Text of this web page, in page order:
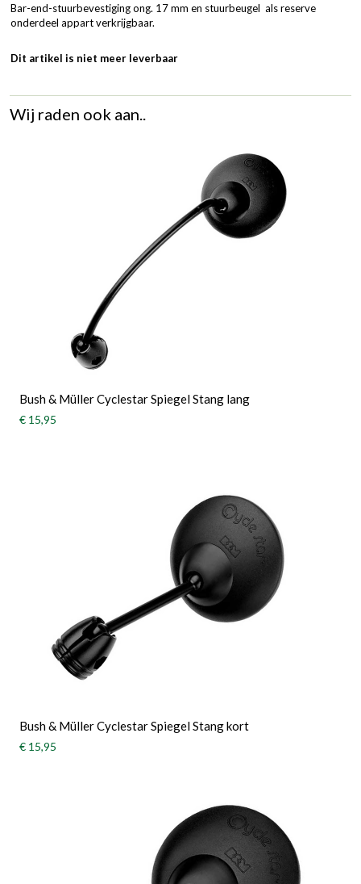
Bar-end-stuurbevestiging ong. 17 mm en stuurbeugel als reserve
onderdeel appart verkrijgbaar.
Dit artikel is niet meer leverbaar
Wij raden ook aan..
Bush & Müller Cyclestar Spiegel Stang lang
€ 15,95
Bush & Müller Cyclestar Spiegel Stang kort
€ 15,95